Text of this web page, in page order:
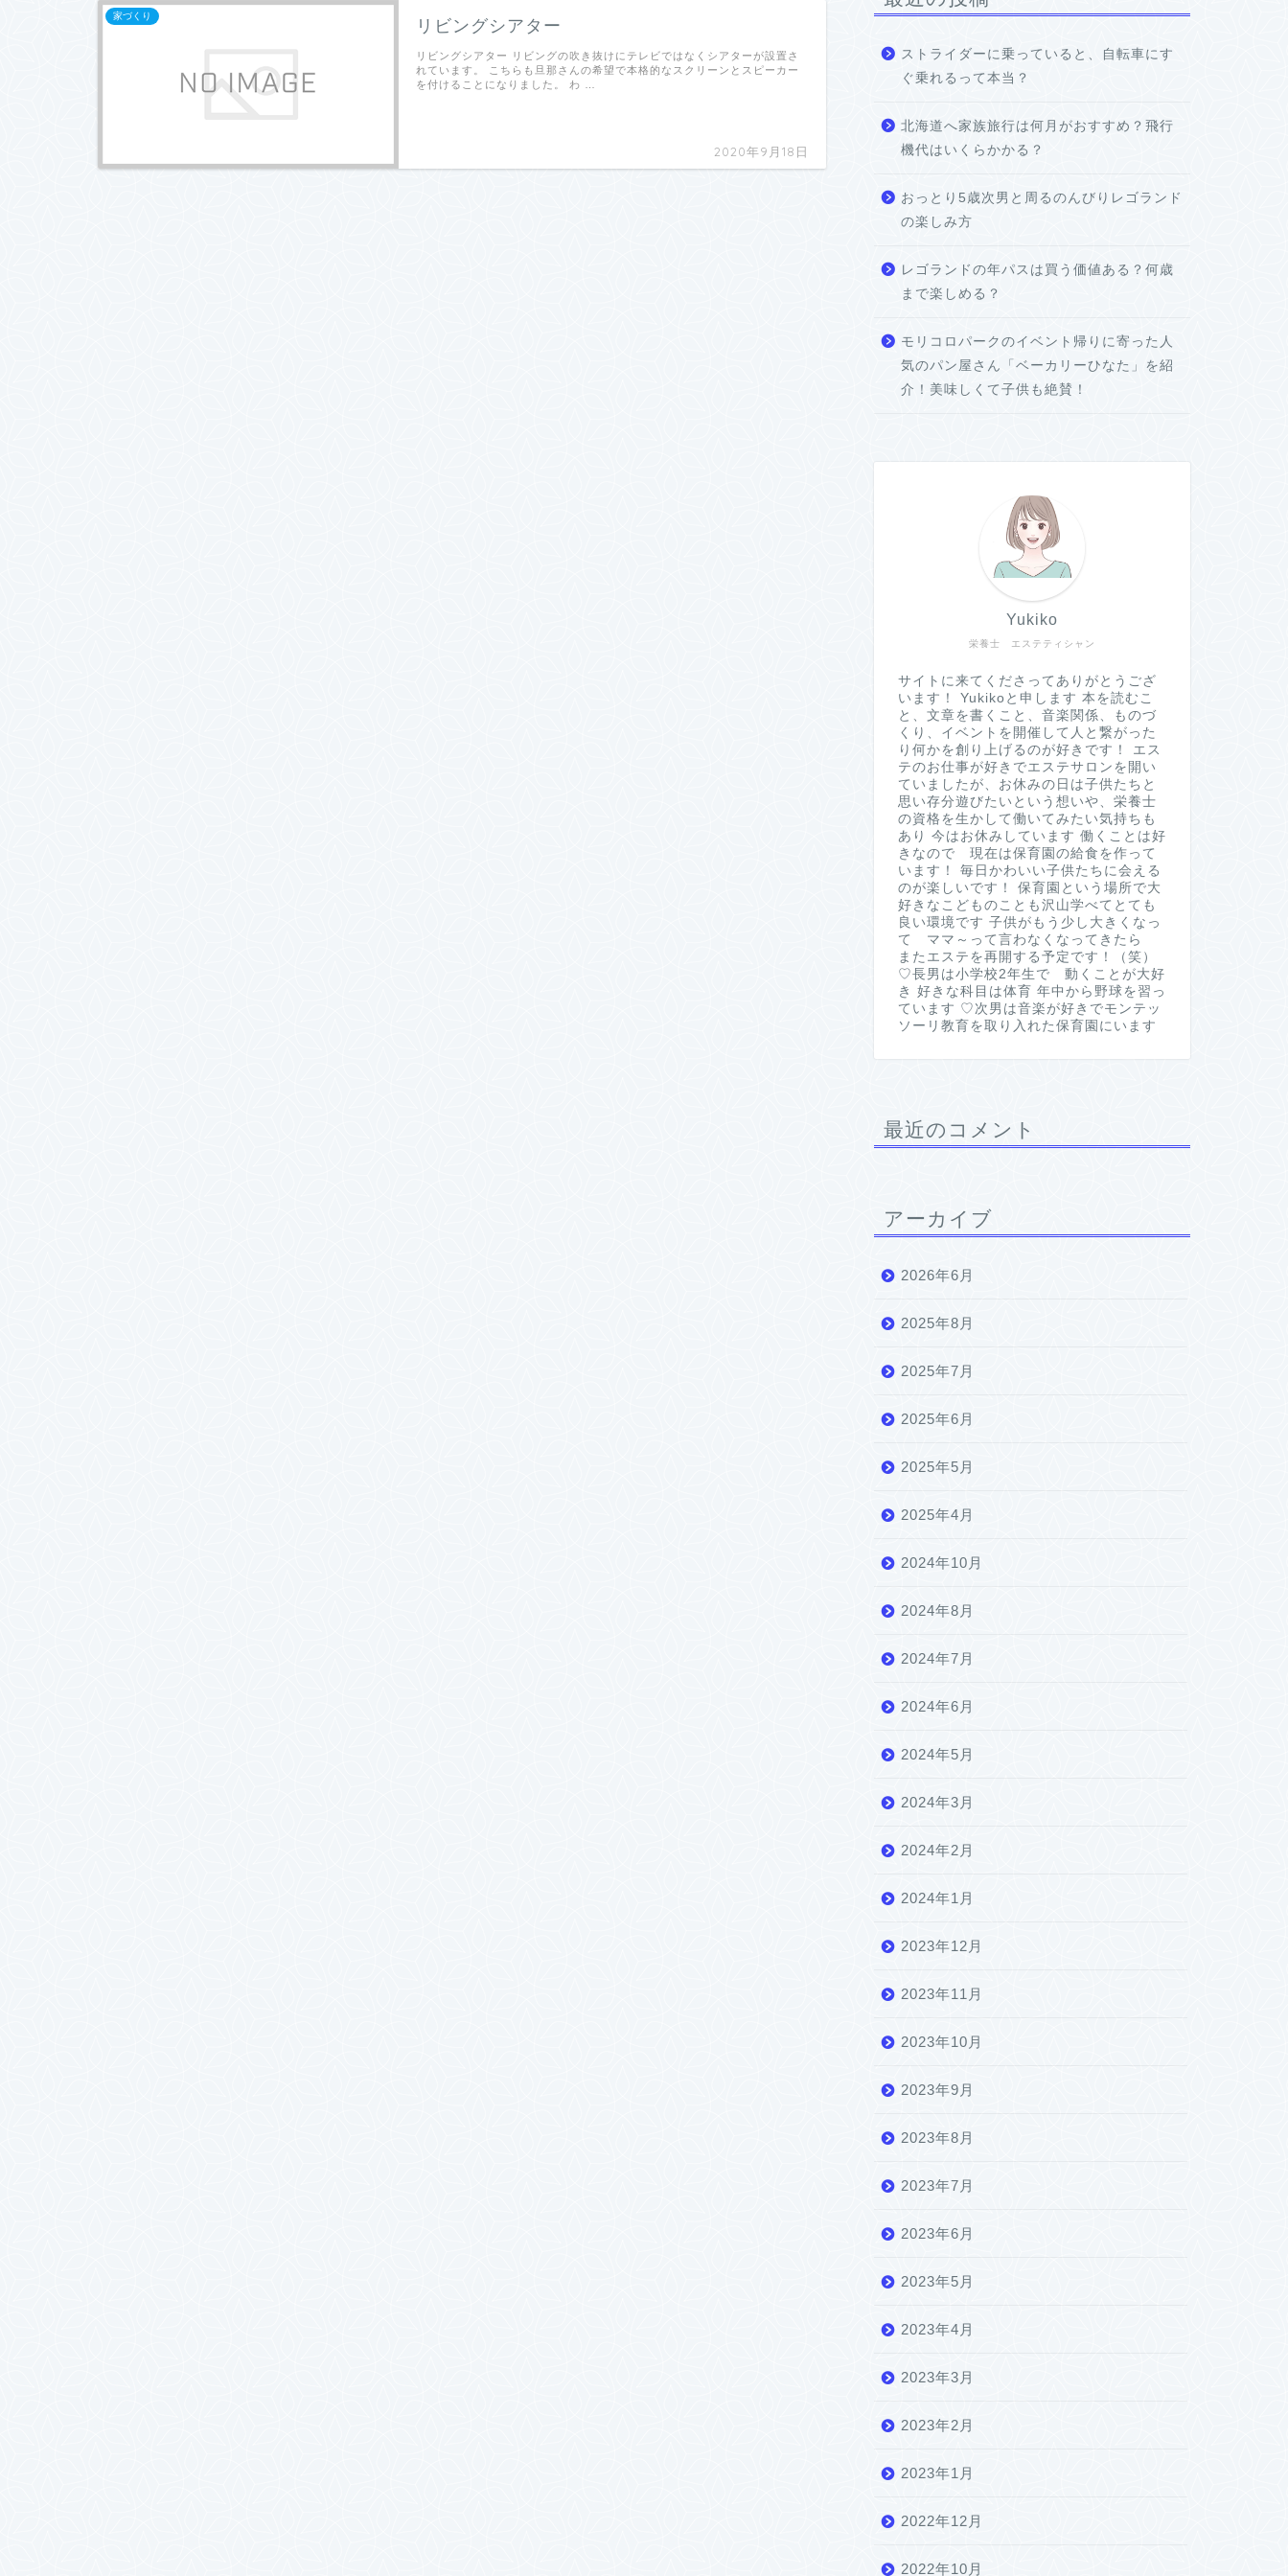
家づくり
リビングシアター
2020年9月18日
リビングシアター リビングの吹き抜けにテレビではなくシアターが設置さ
れています。 こちらも旦那さんの希望で本格的なスクリーンとスピーカー
を付けることになりました。 わ …
ストライダーに乗っていると、自転車にす
ぐ乗れるって本当？
北海道へ家族旅行は何月がおすすめ？飛行
機代はいくらかかる？
おっとり5歳次男と周るのんびりレゴランド
の楽しみ方
レゴランドの年パスは買う価値ある？何歳
まで楽しめる？
モリコロパークのイベント帰りに寄った人
気のパン屋さん「ベーカリーひなた」を紹
介！美味しくて子供も絶賛！
栄養士 エステティシャン
Yukiko
サイトに来てくださってありがとうござ
います！ Yukikoと申します 本を読むこ
と、文章を書くこと、音楽関係、ものづ
くり、イベントを開催して人と繋がった
り何かを創り上げるのが好きです！ エス
テのお仕事が好きでエステサロンを開い
ていましたが、お休みの日は子供たちと
思い存分遊びたいという想いや、栄養士
の資格を生かして働いてみたい気持ちも
あり 今はお休みしています 働くことは好
きなので 現在は保育園の給食を作って
います！ 毎日かわいい子供たちに会える
のが楽しいです！ 保育園という場所で大
好きなこどものことも沢山学べてとても
良い環境です 子供がもう少し大きくなっ
て ママ～って言わなくなってきたら
またエステを再開する予定です！（笑）
♡長男は小学校2年生で 動くことが大好
き 好きな科目は体育 年中から野球を習っ
ています ♡次男は音楽が好きでモンテッ
ソーリ教育を取り入れた保育園にいます
最近のコメント
アーカイブ
2026年6月
2025年8月
2025年7月
2025年6月
2025年5月
2025年4月
2024年10月
2024年8月
2024年7月
2024年6月
2024年5月
2024年3月
2024年2月
2024年1月
2023年12月
2023年11月
2023年10月
2023年9月
2023年8月
2023年7月
2023年6月
2023年5月
2023年4月
2023年3月
2023年2月
2023年1月
2022年12月
2022年10月